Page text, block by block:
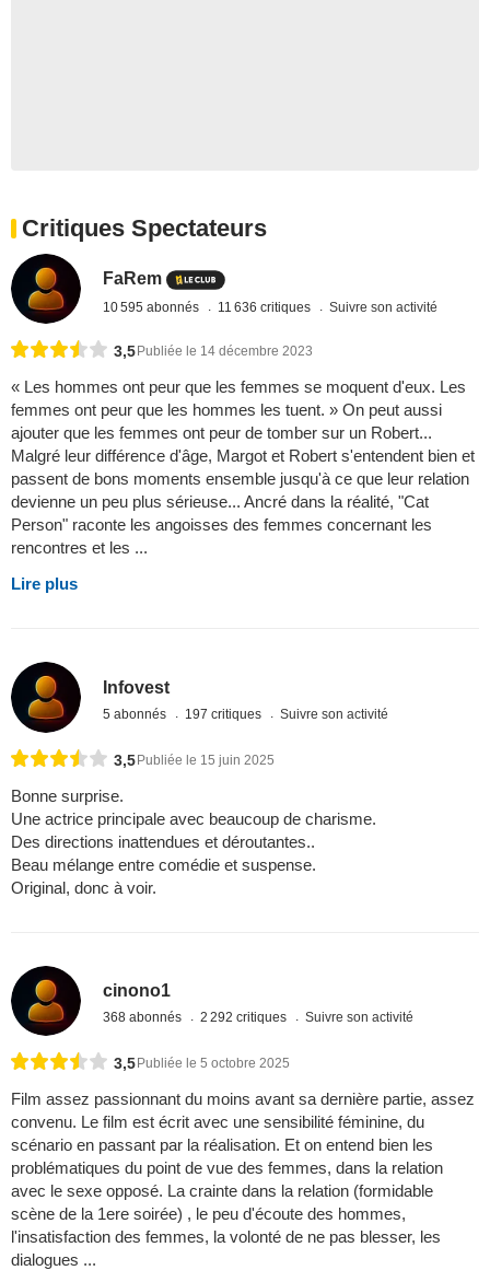
Critiques Spectateurs
FaRem
10 595 abonnés 11 636 critiques Suivre son activité
3,5 Publiée le 14 décembre 2023
« Les hommes ont peur que les femmes se moquent d'eux. Les
femmes ont peur que les hommes les tuent. » On peut aussi
ajouter que les femmes ont peur de tomber sur un Robert...
Malgré leur différence d'âge, Margot et Robert s'entendent bien et
passent de bons moments ensemble jusqu'à ce que leur relation
devienne un peu plus sérieuse... Ancré dans la réalité, "Cat
Person" raconte les angoisses des femmes concernant les
rencontres et les ...
Lire plus
Infovest
5 abonnés 197 critiques Suivre son activité
3,5Publiée le 15 juin 2025
Bonne surprise.
Une actrice principale avec beaucoup de charisme.
Des directions inattendues et déroutantes..
Beau mélange entre comédie et suspense.
Original, donc à voir.
cinono1
368 abonnés 2 292 critiques Suivre son activité
3,5Publiée le 5 octobre 2025
Film assez passionnant du moins avant sa dernière partie, assez
convenu. Le film est écrit avec une sensibilité féminine, du
scénario en passant par la réalisation. Et on entend bien les
problématiques du point de vue des femmes, dans la relation
avec le sexe opposé. La crainte dans la relation (formidable
scène de la 1ere soirée) , le peu d'écoute des hommes,
l'insatisfaction des femmes, la volonté de ne pas blesser, les
dialogues ...